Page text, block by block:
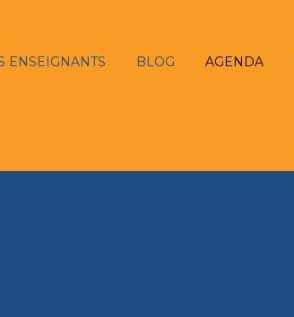
ENSEIGNANTS BLOG AGENDA